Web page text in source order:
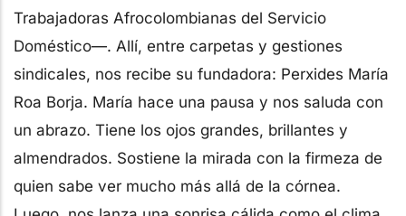
Trabajadoras Afrocolombianas del Servicio
Doméstico—. Allí, entre carpetas y gestiones
sindicales, nos recibe su fundadora: Perxides María
Roa Borja. María hace una pausa y nos saluda con
un abrazo. Tiene los ojos grandes, brillantes y
almendrados. Sostiene la mirada con la firmeza de
quien sabe ver mucho más allá de la córnea.